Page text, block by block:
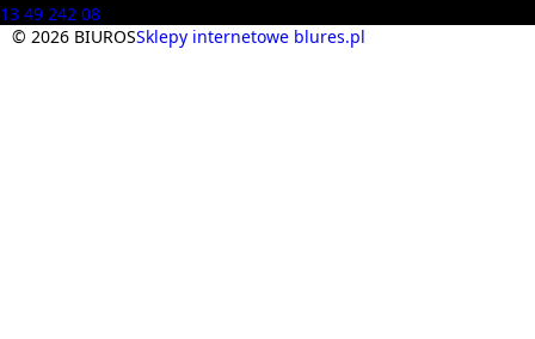
13 49 242 08
© 2026 BIUROSSklepy internetowe blures.pl